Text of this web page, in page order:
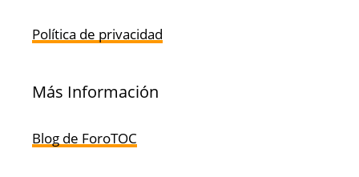
Política de privacidad
Más Información
Blog de ForoTOC